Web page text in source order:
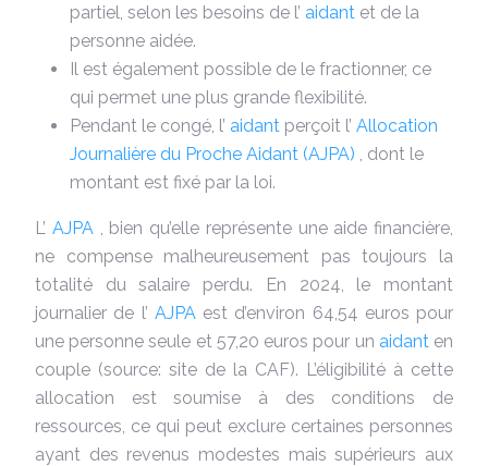
partiel, selon les besoins de l’ aidant et de la
personne aidée.
Il est également possible de le fractionner, ce
qui permet une plus grande flexibilité.
Pendant le congé, l’ aidant perçoit l’ Allocation
Journalière du Proche Aidant (AJPA)
, dont le
montant est fixé par la loi.
L’ AJPA
, bien qu’elle représente une aide financière,
ne compense malheureusement pas toujours la
totalité du salaire perdu. En 2024, le montant
journalier de l’ AJPA est d’environ 64,54 euros pour
une personne seule et 57,20 euros pour un aidant en
couple (source: site de la CAF). L’éligibilité à cette
allocation est soumise à des conditions de
ressources, ce qui peut exclure certaines personnes
ayant des revenus modestes mais supérieurs aux